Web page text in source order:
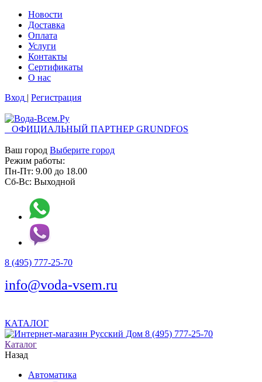
Новости
Доставка
Оплата
Услуги
Контакты
Cертификаты
О нас
Вход | Регистрация
ОФИЦИАЛЬНЫЙ ПАРТНЕР GRUNDFOS
Ваш город Выберите город
Режим работы:
Пн-Пт: 9.00 до 18.00
Сб-Вс: Выходной
8 (495) 777-25-70
info@voda-vsem.ru
КАТАЛОГ
8 (495) 777-25-70
Каталог
Назад
Автоматика